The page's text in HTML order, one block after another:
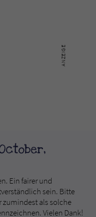
Ein fairer und
sein. Bitte
zumindest als solche
Vielen Dank!